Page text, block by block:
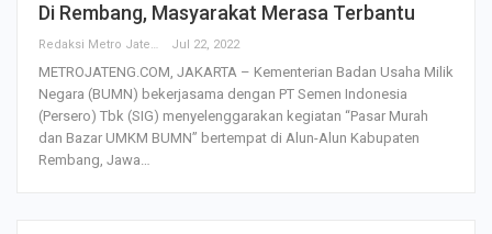
Di Rembang, Masyarakat Merasa Terbantu
Redaksi Metro Jateng Jul 22, 2022
METROJATENG.COM, JAKARTA – Kementerian Badan Usaha Milik
Negara (BUMN) bekerjasama dengan PT Semen Indonesia
(Persero) Tbk (SIG) menyelenggarakan kegiatan “Pasar Murah
dan Bazar UMKM BUMN” bertempat di Alun-Alun Kabupaten
Rembang, Jawa…